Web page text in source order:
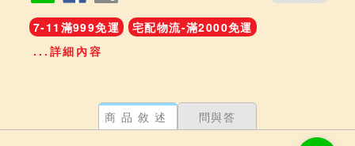
7-11滿999免運
宅配物流-滿2000免運
...詳細內容
商品敘述 問與答